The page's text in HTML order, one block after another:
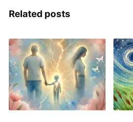
Related posts